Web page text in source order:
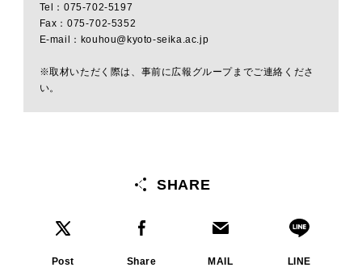
Tel：075-702-5197
Fax：075-702-5352
E-mail：kouhou@kyoto-seika.ac.jp
※取材いただく際は、事前に広報グループまでご連絡くださ
い。
SHARE
Post Share MAIL LINE